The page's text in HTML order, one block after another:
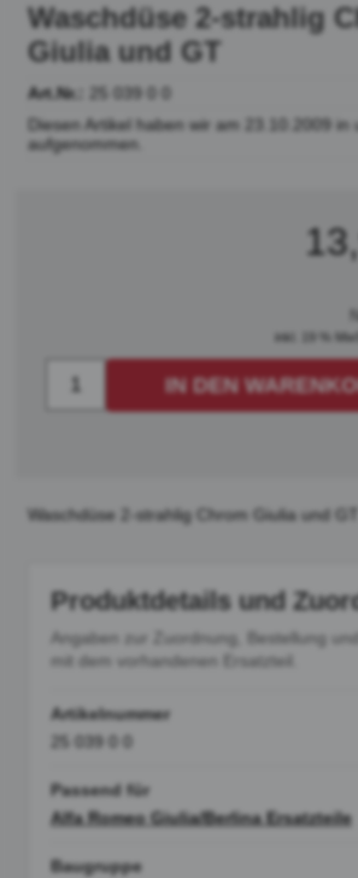
Waschdüse 2-strahlig
Giulia und GT
Art.Nr.:
25 039 0 0
Diesen Artikel haben wir am 23.10.2009
aufgenommen.
inkl. 19 %
IN DEN
Waschdüse 2-strahlig Chrom Giulia und GT
Produktdetails und
Angaben zur Zuordnung, Bestellung
mit dem vorhandenen Ersatzteil.
Artikelnummer
25 039 0 0
Passend für
Alfa Romeo Giulia/Berlina Ersatzteile
Baugruppe